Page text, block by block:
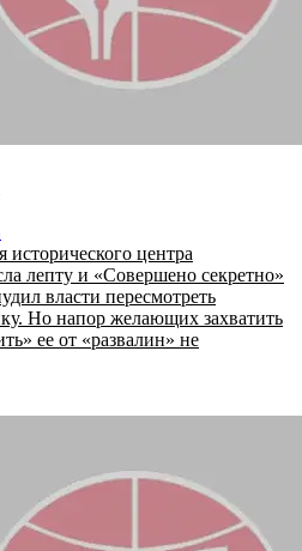
центра
лепту и «Совершено секретно»
власти пересмотреть
Но напор желающих захватить
ее от «развалин» не